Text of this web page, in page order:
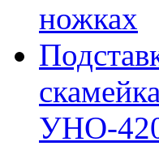
ножках
скамейка
УНО-